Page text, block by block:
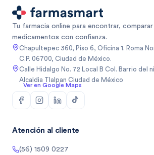
Tu farmacia online para encontrar,
medicamentos con confianza.
Chapultepec 360, Piso 6, Oficina 1. Roma
C.P. 06700, Ciudad de México.
Calle Hidalgo No. 72 Local B Col. Barrio del
Alcaldia Tlalpan Ciudad de México
Ver en Google Maps
Atención al cliente
(56) 1509 0227